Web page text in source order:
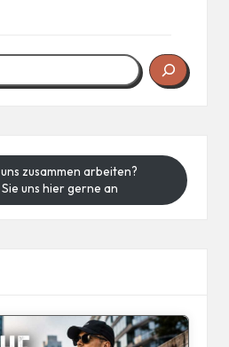
zusammen arbeiten?
uns hier gerne an